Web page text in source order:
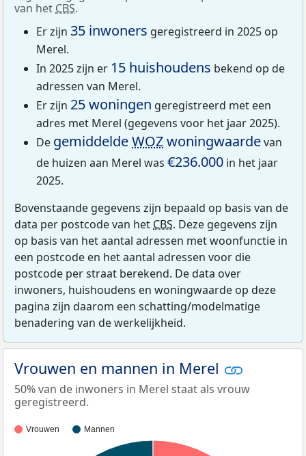
van het CBS.
Er zijn 35 inwoners geregistreerd in 2025 op
Merel.
In 2025 zijn er 15 huishoudens bekend op de
adressen van Merel.
Er zijn 25 woningen geregistreerd met een
adres met Merel (gegevens voor het jaar 2025).
De gemiddeldeWOZwoningwaardevan
de huizen aan Merel was €236.000 in het jaar
2025.
Bovenstaande gegevens zijn bepaald op basis van de
data per postcode van het CBS. Deze gegevens zijn
op basis van het aantal adressen met woonfunctie in
een postcode en het aantal adressen voor die
postcode per straat berekend. De data over
inwoners, huishoudens en woningwaarde op deze
pagina zijn daarom een schatting/modelmatige
benadering van de werkelijkheid.
Vrouwen en mannen in Merel
50% van de inwoners in Merel staat als vrouw
geregistreerd.
Vrouwen Mannen